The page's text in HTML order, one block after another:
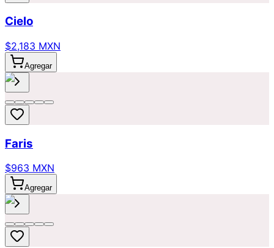
Cielo
$2,183 MXN
Agregar
Faris
$963 MXN
Agregar